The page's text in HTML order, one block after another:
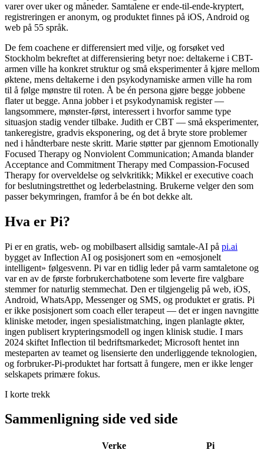
varer over uker og måneder. Samtalene er ende-til-ende-kryptert,
registreringen er anonym, og produktet finnes på iOS, Android og
web på 55 språk.
De fem coachene er differensiert med vilje, og forsøket ved
Stockholm bekreftet at differensiering betyr noe: deltakerne i CBT-
armen ville ha konkret struktur og små eksperimenter å kjøre mellom
øktene, mens deltakerne i den psykodynamiske armen ville ha rom
til å følge mønstre til roten. Å be én persona gjøre begge jobbene
flater ut begge. Anna jobber i et psykodynamisk register —
langsommere, mønster-først, interessert i hvorfor samme type
situasjon stadig vender tilbake. Judith er CBT — små eksperimenter,
tankeregistre, gradvis eksponering, og det å bryte store problemer
ned i håndterbare neste skritt. Marie støtter par gjennom Emotionally
Focused Therapy og Nonviolent Communication; Amanda blander
Acceptance and Commitment Therapy med Compassion-Focused
Therapy for overveldelse og selvkritikk; Mikkel er executive coach
for beslutningstretthet og lederbelastning. Brukerne velger den som
passer bekymringen, framfor å be én bot dekke alt.
Hva er Pi?
Pi er en gratis, web- og mobilbasert allsidig samtale-AI på pi.ai
bygget av Inflection AI og posisjonert som en «emosjonelt
intelligent» følgesvenn. Pi var en tidlig leder på varm samtaletone og
var en av de første forbrukerchatbotene som leverte fire valgbare
stemmer for naturlig stemmechat. Den er tilgjengelig på web, iOS,
Android, WhatsApp, Messenger og SMS, og produktet er gratis. Pi
er ikke posisjonert som coach eller terapeut — det er ingen navngitte
kliniske metoder, ingen spesialistmatching, ingen planlagte økter,
ingen publisert krypteringsmodell og ingen klinisk studie. I mars
2024 skiftet Inflection til bedriftsmarkedet; Microsoft hentet inn
mesteparten av teamet og lisensierte den underliggende teknologien,
og forbruker-Pi-produktet har fortsatt å fungere, men er ikke lenger
selskapets primære fokus.
I korte trekk
Sammenligning side ved side
Verke
Pi